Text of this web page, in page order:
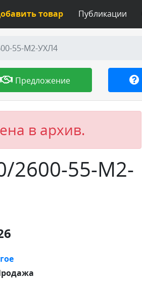
Публикации
товар
55-М2-УХЛ4
Предложение
в архив.
2600-55-М2-